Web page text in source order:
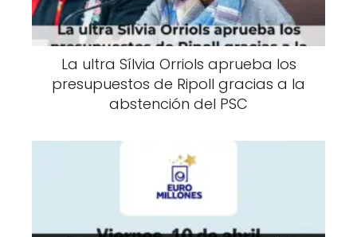
La ultra Sílvia Orriols aprueba los
presupuestos de Ripoll gracias a la
abstención del PSC